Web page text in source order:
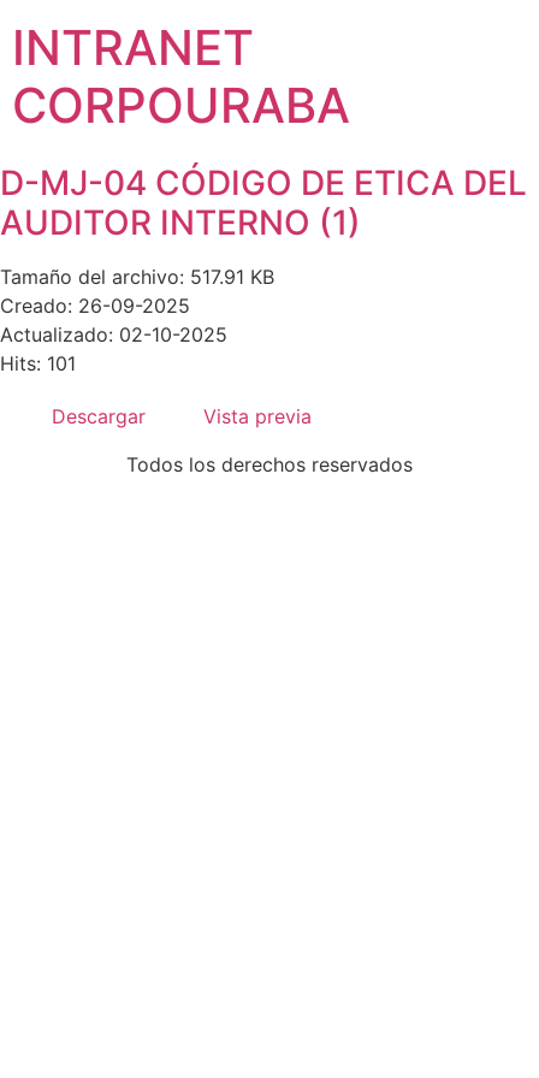
INTRANET
CORPOURABA
D-MJ-04 CÓDIGO DE ETICA DEL
AUDITOR INTERNO (1)
Tamaño del archivo: 517.91 KB
Creado: 26-09-2025
Actualizado: 02-10-2025
Hits: 101
Descargar
Vista previa
Todos los derechos reservados